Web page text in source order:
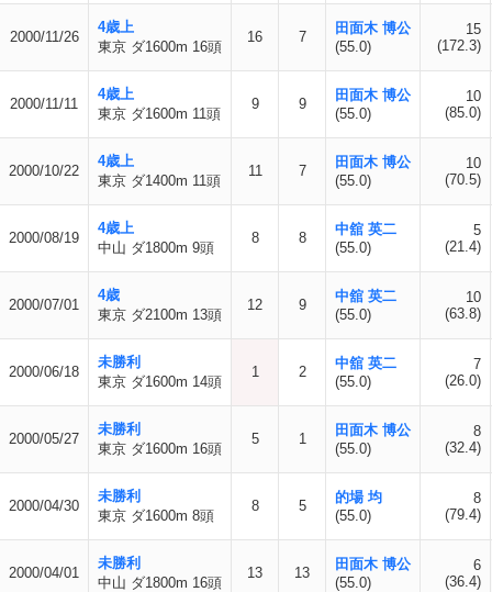
2000/11/26
4歳上
東京 ダ1600m 16頭
16 7
田面木 博公
(55.0)
15
(172.3)
2000/11/11
4歳上
東京 ダ1600m 11頭
9 9
田面木 博公
(55.0)
10
(85.0)
2000/10/22
4歳上
東京 ダ1400m 11頭
11 7
田面木 博公
(55.0)
10
(70.5)
2000/08/19
4歳上
中山 ダ1800m 9頭
8 8
中舘 英二
(55.0)
5
(21.4)
2000/07/01
4歳
東京 ダ2100m 13頭
12 9
中舘 英二
(55.0)
10
(63.8)
2000/06/18
未勝利
東京 ダ1600m 14頭
1 2
中舘 英二
(55.0)
7
(26.0)
2000/05/27
未勝利
東京 ダ1600m 16頭
5 1
田面木 博公
(55.0)
8
(32.4)
2000/04/30
未勝利
東京 ダ1600m 8頭
8 5
的場 均
(55.0)
8
(79.4)
2000/04/01
未勝利
中山 ダ1800m 16頭
13 13
田面木 博公
(55.0)
6
(36.4)